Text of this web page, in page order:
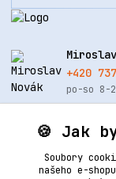
+420
po-so 8-
🍪 Jak
Soubory
našeho e-